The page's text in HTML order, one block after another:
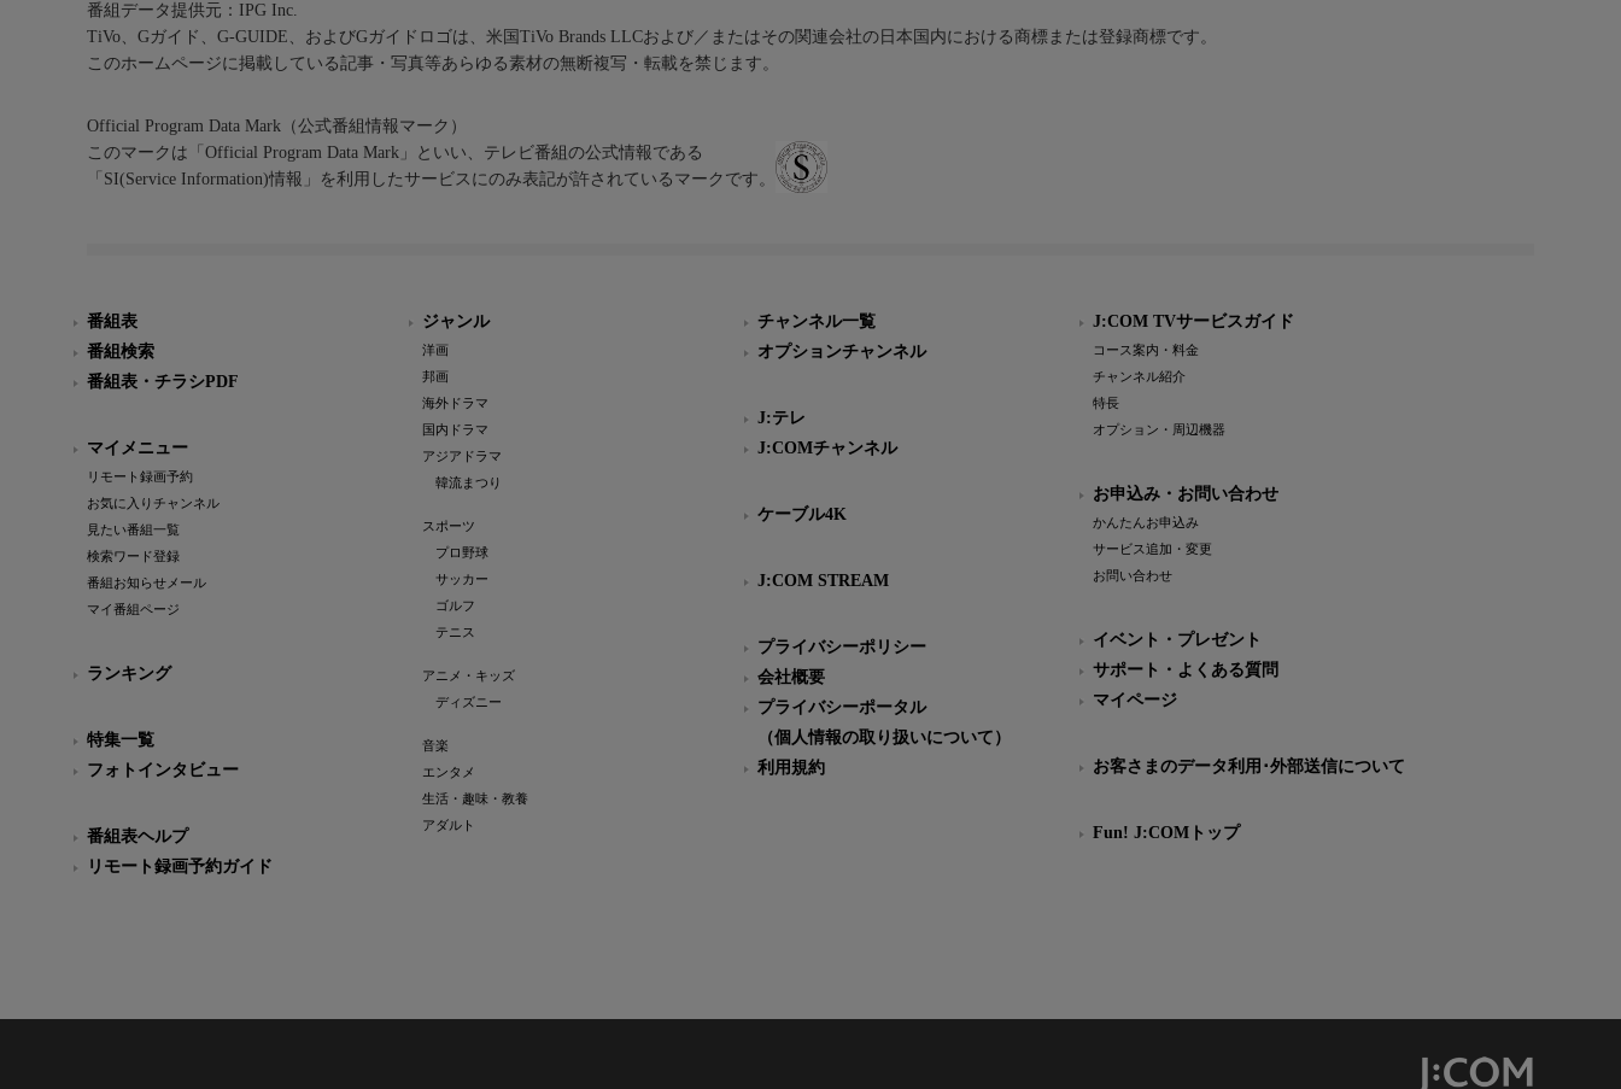
番組データ提供元：IPG Inc.
TiVo、Gガイド、G-GUIDE、およびGガイドロゴは、米国TiVo Brands LLCおよび／またはその関連会社の日本国内における商標または登録商標です。
このホームページに掲載している記事・写真等あらゆる素材の無断複写・転載を禁じます。
Official Program Data Mark（公式番組情報マーク）
このマークは「Official Program Data Mark」といい、テレビ番組の公式情報である
「SI(Service Information)情報」を利用したサービスにのみ表記が許されているマークです。
番組表
番組検索
番組表・チラシPDF
マイメニュー
リモート録画予約
お気に入りチャンネル
見たい番組一覧
検索ワード登録
番組お知らせメール
マイ番組ページ
ランキング
特集一覧
フォトインタビュー
番組表ヘルプ
リモート録画予約ガイド
ジャンル
洋画
邦画
海外ドラマ
国内ドラマ
アジアドラマ
韓流まつり
スポーツ
プロ野球
サッカー
ゴルフ
テニス
アニメ・キッズ
ディズニー
音楽
エンタメ
生活・趣味・教養
アダルト
チャンネル一覧
オプションチャンネル
J:テレ
J:COMチャンネル
ケーブル4K
J:COM STREAM
プライバシーポリシー
会社概要
プライバシーポータル
（個人情報の取り扱いについて）
利用規約
J:COM TVサービスガイド
コース案内・料金
チャンネル紹介
特長
オプション・周辺機器
お申込み・お問い合わせ
かんたんお申込み
サービス追加・変更
お問い合わせ
イベント・プレゼント
サポート・よくある質問
マイページ
お客さまのデータ利用･外部送信について
Fun! J:COMトップ